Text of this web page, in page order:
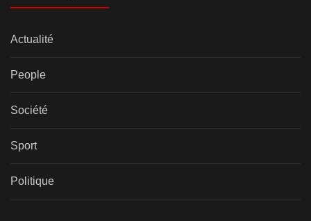
Actualité
People
Société
Sport
Politique